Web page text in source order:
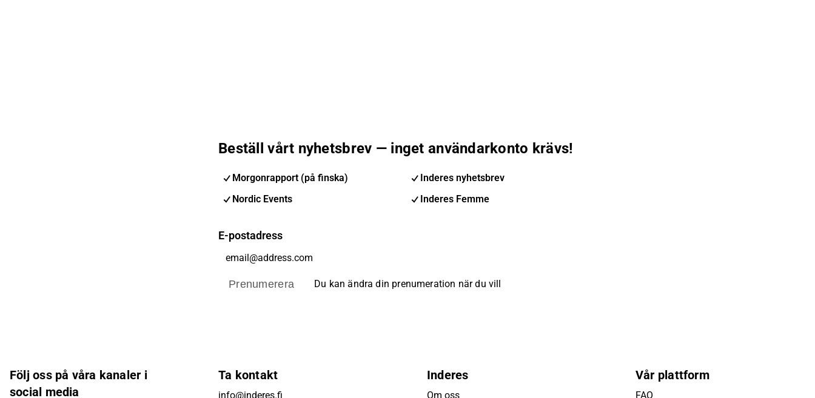
Beställ vårt nyhetsbrev — inget användarkonto krävs!
Morgonrapport (på finska)
Inderes nyhetsbrev
Nordic Events
Inderes Femme
E-postadress
Prenumerera Du kan ändra din prenumeration när du vill
Följ oss på våra kanaler i
social media
Ta kontakt
info@inderes.fi
Inderes
Om oss
Vår plattform
FAQ